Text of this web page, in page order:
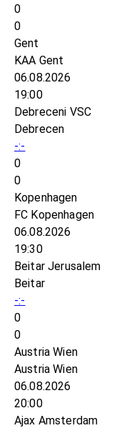
0
0
Gent
KAA Gent
06.08.2026
19:00
Debreceni VSC
Debrecen
-:-
0
0
Kopenhagen
FC Kopenhagen
06.08.2026
19:30
Beitar Jerusalem
Beitar
-:-
0
0
Austria Wien
Austria Wien
06.08.2026
20:00
Ajax Amsterdam